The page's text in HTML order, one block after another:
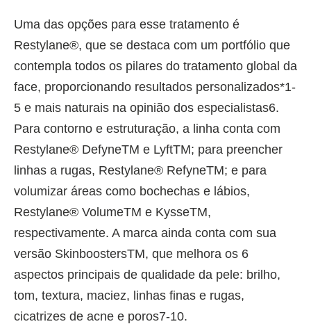
Uma das opções para esse tratamento é
Restylane®, que se destaca com um portfólio que
contempla todos os pilares do tratamento global da
face, proporcionando resultados personalizados*1-
5 e mais naturais na opinião dos especialistas6.
Para contorno e estruturação, a linha conta com
Restylane® DefyneTM e LyftTM; para preencher
linhas a rugas, Restylane® RefyneTM; e para
volumizar áreas como bochechas e lábios,
Restylane® VolumeTM e KysseTM,
respectivamente. A marca ainda conta com sua
versão SkinboostersTM, que melhora os 6
aspectos principais de qualidade da pele: brilho,
tom, textura, maciez, linhas finas e rugas,
cicatrizes de acne e poros7-10.